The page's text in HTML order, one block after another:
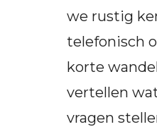
we rustig
telefonisch
korte
vertellen
vragen